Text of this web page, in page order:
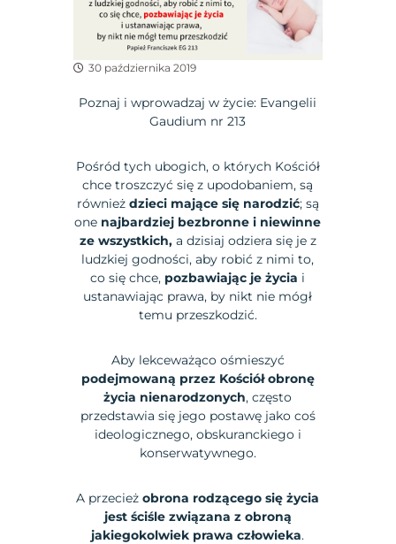
30 października 2019
Poznaj i wprowadzaj w życie: Evangelii
Gaudium nr 213
Pośród tych ubogich, o których Kościół
chce troszczyć się z upodobaniem, są
również dzieci mające się narodzić; są
one najbardziej bezbronne i niewinne
ze wszystkich,a dzisiaj odziera się je z
ludzkiej godności, aby robić z nimi to,
co się chce, pozbawiając je życia i
ustanawiając prawa, by nikt nie mógł
temu przeszkodzić.
Aby lekceważąco ośmieszyć
podejmowaną przez Kościół obronę
życia nienarodzonych, często
przedstawia się jego postawę jako coś
ideologicznego, obskuranckiego i
konserwatywnego.
A przecieżobrona rodzącego się życia
jest ściśle związana z obroną
jakiegokolwiek prawa człowieka.